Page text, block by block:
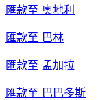
匯款至 奧地利
匯款至 巴林
匯款至 孟加拉
匯款至 巴巴多斯